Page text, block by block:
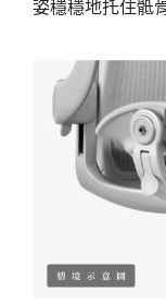
姿穩穩地托住骶